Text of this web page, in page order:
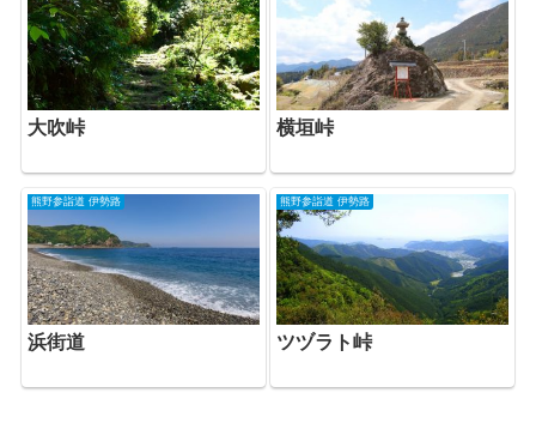
大吹峠 横垣峠
熊野参詣道 伊勢路
浜街道
熊野参詣道 伊勢路
ツヅラト峠